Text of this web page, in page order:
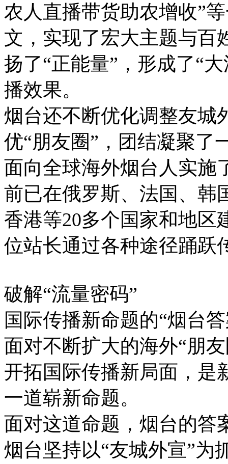
农人直播带货助农增收”
文，实现了宏大主题与百
扬了“正能量”，形成了“
播效果。
烟台还不断优化调整友城
优“朋友圈”，团结凝聚了
面向全球海外烟台人实施
前已在俄罗斯、法国、韩
香港等20多个国家和地区
位站长通过各种途径踊跃
破解“流量密码”
国际传播新命题的“烟台
面对不断扩大的海外“朋
开拓国际传播新局面，是
一道崭新命题。
面对这道命题，烟台的
烟台坚持以“友城外宣”为